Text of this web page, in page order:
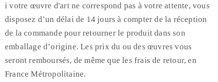
i votre œuvre d'art ne correspond pas à votre attente, vous
disposez d’un délai de 14 jours à compter de la réception
de la commande pour retourner le produit dans son
emballage d’origine. Les prix du ou des œuvres vous
seront remboursés, de même que les frais de retour, en
France Métropolitaine.